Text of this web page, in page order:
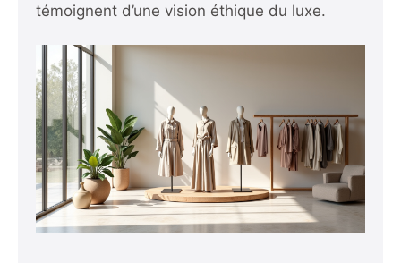
témoignent d’une vision éthique du luxe.